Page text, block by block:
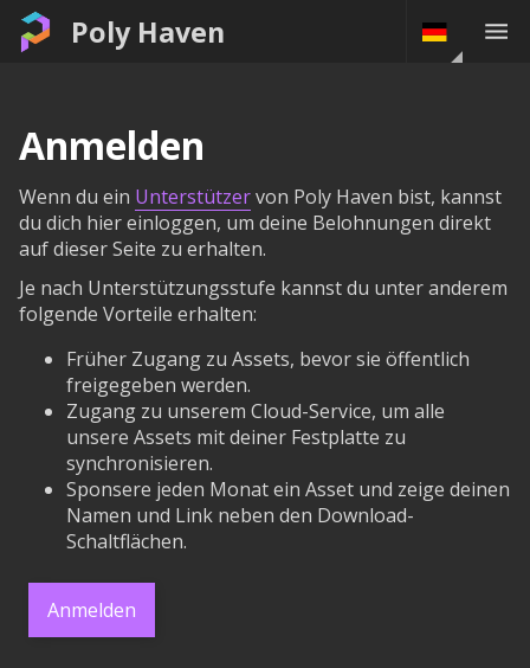
Poly Haven
Anmelden
Wenn du ein Unterstützervon Poly Haven bist, kannst
du dich hier einloggen, um deine Belohnungen direkt
auf dieser Seite zu erhalten.
Je nach Unterstützungsstufe kannst du unter anderem
folgende Vorteile erhalten:
Früher Zugang zu Assets, bevor sie öffentlich
freigegeben werden.
Zugang zu unserem Cloud-Service, um alle
unsere Assets mit deiner Festplatte zu
synchronisieren.
Sponsere jeden Monat ein Asset und zeige deinen
Namen und Link neben den Download-
Schaltflächen.
Anmelden